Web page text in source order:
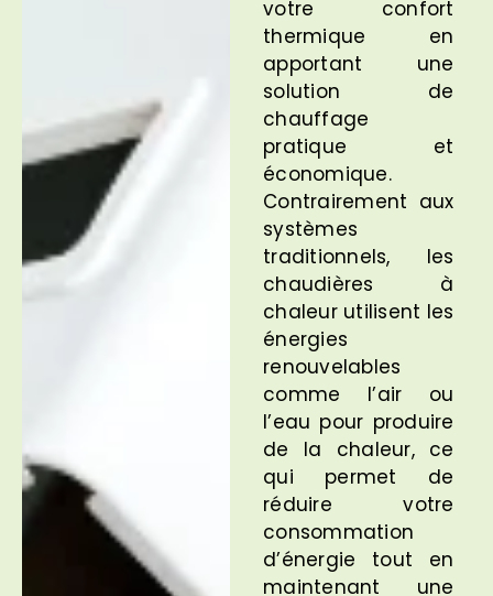
votre confort
thermique en
apportant une
solution de
chauffage
pratique et
économique.
Contrairement aux
systèmes
traditionnels, les
chaudières à
chaleur utilisent les
énergies
renouvelables
comme l’air ou
l’eau pour produire
de la chaleur, ce
qui permet de
réduire votre
consommation
d’énergie tout en
maintenant une